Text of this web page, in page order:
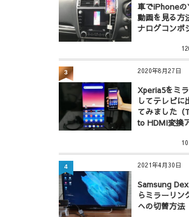
車でiPhone
動画を見る方
ナログコンポ
2020年8月27日
Xperia5をミ
してテレビに
てみました（
to HDMI変換
3
2021年4月30日
Samsung
らミラーリン
への切替方法
4